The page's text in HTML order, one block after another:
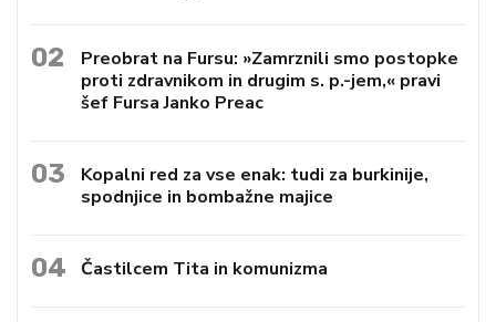
02
Preobrat na Fursu: »Zamrznili smo postopke
proti zdravnikom in drugim s. p.-jem,« pravi
šef Fursa Janko Preac
03
Kopalni red za vse enak: tudi za burkinije,
spodnjice in bombažne majice
04 Častilcem Tita in komunizma